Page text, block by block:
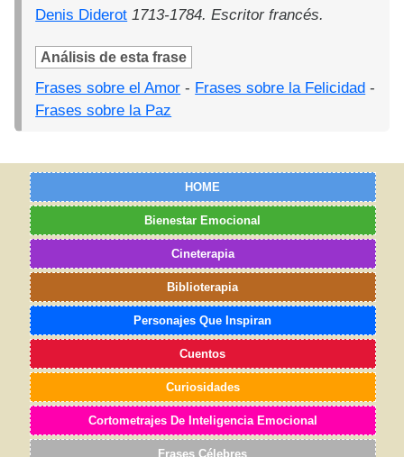
Denis Diderot 1713-1784. Escritor francés.
Análisis de esta frase
Frases sobre el Amor - Frases sobre la Felicidad -
Frases sobre la Paz
HOME
Bienestar Emocional
Cineterapia
Biblioterapia
Personajes Que Inspiran
Cuentos
Curiosidades
Cortometrajes De Inteligencia Emocional
Frases Célebres